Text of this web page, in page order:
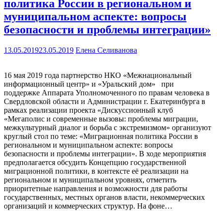
политика России в региональном и
муниципальном аспекте: вопросы
безопасности и проблемы интеграции»
13.05.201923.05.2019 Елена Селиванова
16 мая 2019 года партнерство НКО «Межнациональный
информационный центр» и «Уральский дом» при
поддержке Аппарата Уполномоченного по правам человека в
Свердловской области и Администрации г. Екатеринбурга в
рамках реализации проекта «Дискуссионный клуб
«Мегаполис и современные вызовы: проблемы миграции,
межкультурный диалог и борьба с экстремизмом» организуют
круглый стол по теме: «Миграционная политика России в
региональном и муниципальном аспекте: вопросы
безопасности и проблемы интеграции». В ходе мероприятия
предполагается обсудить Концепцию государственной
миграционной политики, в контексте её реализации на
региональном и муниципальном уровнях, отметить
приоритетные направления и возможности для работы
государственных, местных органов власти, некоммерческих
организаций и коммерческих структур. На фоне…